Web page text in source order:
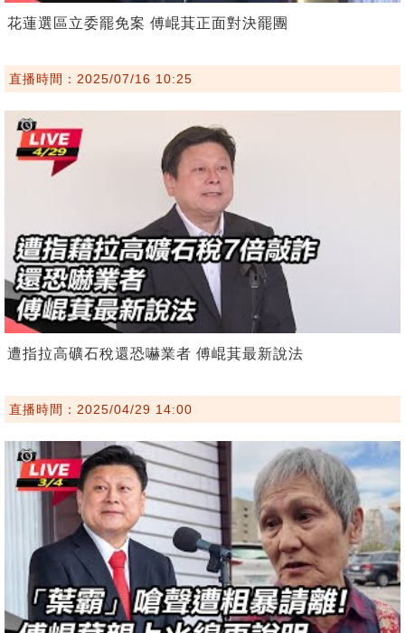
花蓮選區立委罷免案 傅崐萁正面對決罷團
直播時間：2025/07/16 10:25
遭指拉高礦石稅還恐嚇業者 傅崐萁最新說法
直播時間：2025/04/29 14:00